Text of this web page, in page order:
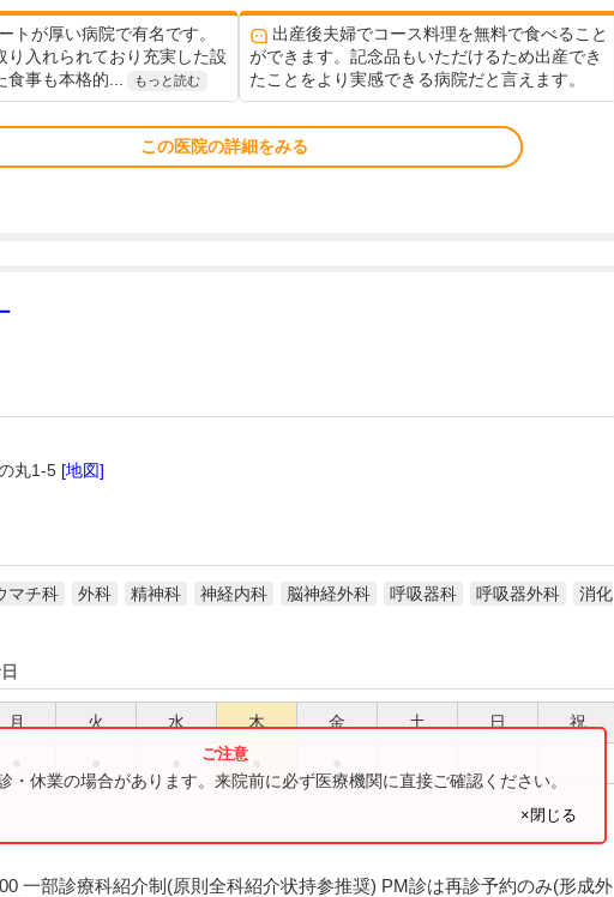
トが厚い病院で有名です。
り入れられており充実した設
事も本格的...
もっと読む
出産後夫婦でコース料理を無料で食べること
ができます。記念品もいただけるため出産でき
たことをより実感できる病院だと言えます。
この医院の詳細をみる
丸1-5 [地図]
マチ科 外科 精神科 神経内科 脳神経外科 呼吸器科 呼吸器外科
消化
月 火 水 木 金 土 日 祝
・休業の場合があります。来院前に必ず医療機関に直接ご確認ください。
×閉じる
一部診療科紹介制(原則全科紹介状持参推奨) PM診は再診予約のみ(形成外